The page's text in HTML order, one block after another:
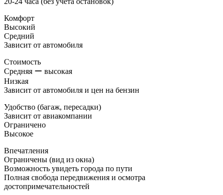
Комфорт
Высокий
Средний
Зависит от автомобиля
Стоимость
Средняя ー высокая
Низкая
Зависит от автомобиля и цен на бензин
Удобство (багаж, пересадки)
Зависит от авиакомпании
Ограничено
Высокое
Впечатления
Ограничены (вид из окна)
Возможность увидеть города по пути
Полная свобода передвижения и осмотра
достопримечательностей